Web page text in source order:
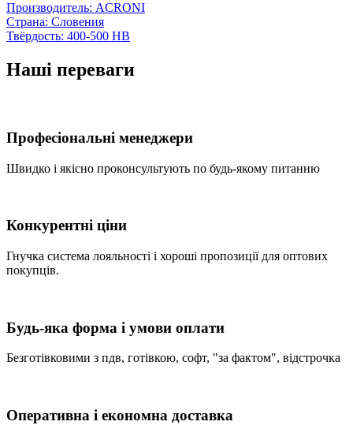
Производитель: ACRONI
Страна: Словения
Твёрдость: 400-500 НВ
Наші переваги
Професіональні менеджери
Швидко і якісно проконсультують по будь-якому питанню
Конкурентні ціни
Гнучка система лояльності і хороші пропозиції для оптових
покупців.
Будь-яка форма і умови оплати
Безготівковими з пдв, готівкою, софт, "за фактом", відстрочка
Оперативна і економна доставка